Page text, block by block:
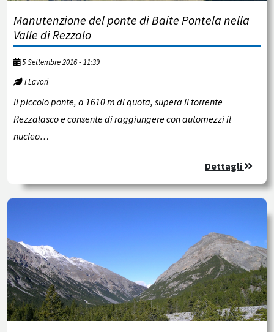
Manutenzione del ponte di Baite Pontela nella
Valle di Rezzalo
5 Settembre 2016 - 11:39
I Lavori
Il piccolo ponte, a 1610 m di quota, supera il torrente
Rezzalasco e consente di raggiungere con automezzi il
nucleo…
Dettagli